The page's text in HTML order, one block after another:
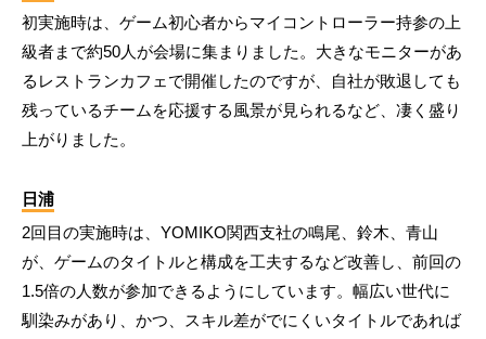
初実施時は、ゲーム初心者からマイコントローラー持参の上
級者まで約50人が会場に集まりました。大きなモニターがあ
るレストランカフェで開催したのですが、自社が敗退しても
残っているチームを応援する風景が見られるなど、凄く盛り
上がりました。
日浦
2回目の実施時は、YOMIKO関西支社の鳴尾、鈴木、青山
が、ゲームのタイトルと構成を工夫するなど改善し、前回の
1.5倍の人数が参加できるようにしています。幅広い世代に
馴染みがあり、かつ、スキル差がでにくいタイトルであれば